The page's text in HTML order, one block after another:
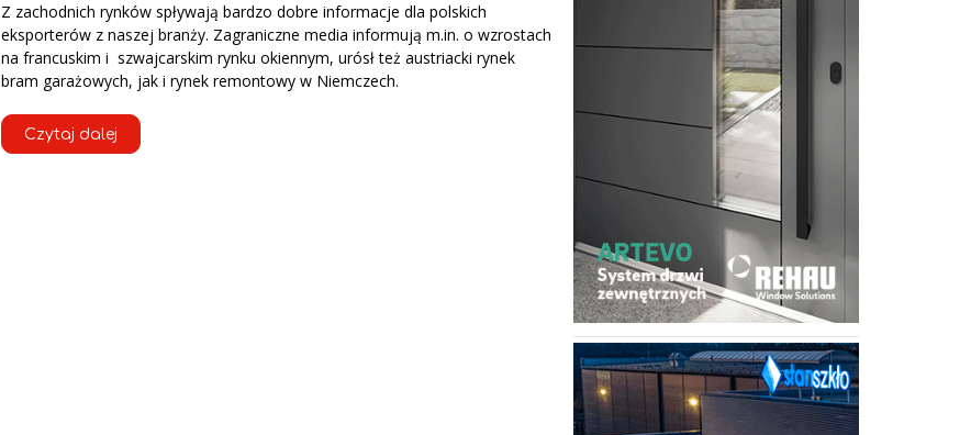
Z zachodnich rynków spływają bardzo dobre informacje dla polskich
eksporterów z naszej branży. Zagraniczne media informują m.in. o wzrostach
na francuskim i szwajcarskim rynku okiennym, urósł też austriacki rynek
bram garażowych, jak i rynek remontowy w Niemczech.
Czytaj dalej